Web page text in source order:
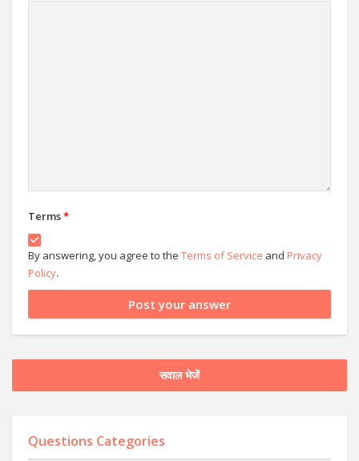
Terms*
By answering, you agree to the Terms of Service and Privacy
Policy.
सवाल भेजें
Questions Categories